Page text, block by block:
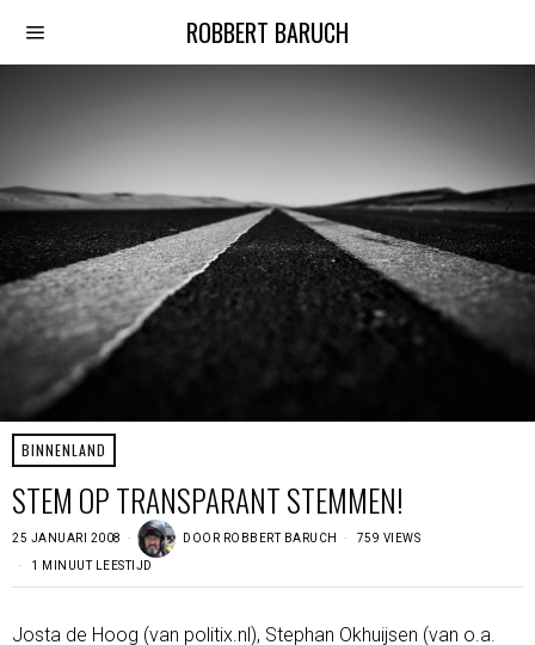
ROBBERT BARUCH
BINNENLAND
STEM OP TRANSPARANT STEMMEN!
25 JANUARI 2008 DOOR ROBBERT BARUCH 759 VIEWS
1 MINUUT LEESTIJD
Josta de Hoog (van politix.nl), Stephan Okhuijsen (van o.a.